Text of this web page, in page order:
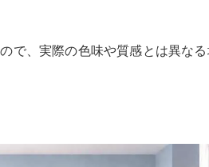
で、実際の色味や質感とは異な